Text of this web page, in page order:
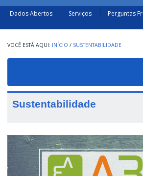
Dados Abertos Serviços Perguntas
INÍCIO / SUSTENTABILIDADE
Sustentabilidade
Previous